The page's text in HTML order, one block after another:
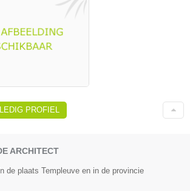
PROFIEL
ARCHITECT
de plaats Templeuve en in de provincie